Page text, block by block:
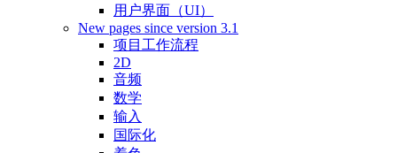
用户界面（UI）
New pages since version 3.1
项目工作流程
2D
音频
数学
输入
国际化